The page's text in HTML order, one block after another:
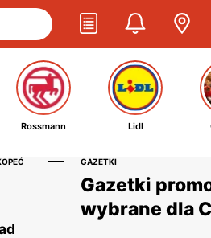
Rossmann Lidl
GAZETKI
Gazetki
wybrane dla